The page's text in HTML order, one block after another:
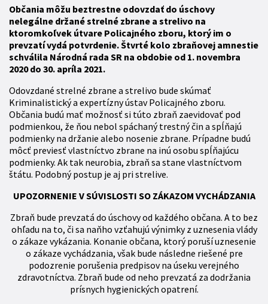
Občania môžu beztrestne odovzdať do úschovy
nelegálne držané strelné zbrane a strelivo na
ktoromkoľvek útvare Policajného zboru, ktorý im o
prevzatí vydá potvrdenie. Štvrté kolo zbraňovej amnestie
schválila Národná rada SR na obdobie od 1. novembra
2020 do 30. apríla 2021.
Odovzdané strelné zbrane a strelivo bude skúmať
Kriminalistický a expertízny ústav Policajného zboru.
Občania budú mať možnosť si túto zbraň zaevidovať pod
podmienkou, že ňou nebol spáchaný trestný čin a spĺňajú
podmienky na držanie alebo nosenie zbrane. Prípadne budú
môcť previesť vlastníctvo zbrane na inú osobu spĺňajúcu
podmienky. Ak tak neurobia, zbraň sa stane vlastníctvom
štátu. Podobný postup je aj pri strelive.
UPOZORNENIE V SÚVISLOSTI SO ZÁKAZOM VYCHÁDZANIA
Zbraň bude prevzatá do úschovy od každého občana. A to bez
ohľadu na to, či sa naňho vzťahujú výnimky z uznesenia vlády
o zákaze vykázania. Konanie občana, ktorý poruší uznesenie
o zákaze vychádzania, však bude následne riešené pre
podozrenie porušenia predpisov na úseku verejného
zdravotníctva. Zbraň bude od neho prevzatá za dodržania
prísnych hygienických opatrení.